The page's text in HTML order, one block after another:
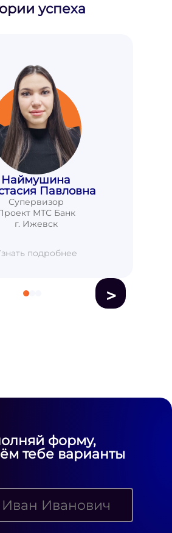
успеха
Наймушина
Павловна
Супервизор
МТС Банк
г. Ижевск
подробнее
>
форму,
тебе варианты